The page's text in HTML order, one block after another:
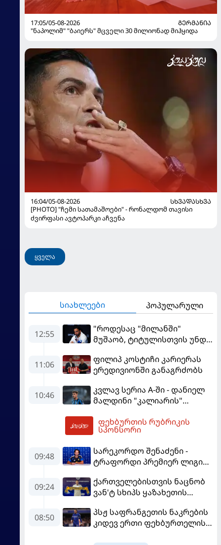
17:05/05-08-2026
ᲒᲔᲠᲛᲐᲜᲘᲐ
"ნაპოლიმ" "ბაიერს" მცველი 30 მილიონად მიჰყიდა
16:04/05-08-2026
ᲡᲮᲕᲐᲓᲐᲡᲮᲕᲐ
[PHOTO] "ჩემი სათამაშოები" - რონალდომ თავისი
ძვირფასი ავტოპარკი აჩვენა
ყველა
სიახლეები პოპულარული
12:55
"როდესაც "მილანში"
მუშაობ, ტიტულისთვის უნდა
"როსონერის" ფანები
დააიმედა
11:06
ფილიპ კოსტიჩი კარიერას
ერედივიონში განაგრძობს
10:46
კვლავ სერია A-ში - დანიელ
მალდინი "კალიარის"
ფეხბურთის რუბრიკის
სპონსორი
09:48
სარეკორდო შენაძენი -
ტრაფორდი პრემიერ ლიგის
09:24
ქართველებისთვის ნაცნობ
ვან'ტ სხიპს ყაზახეთის
08:50
პსჟ საფრანგეთის ნაკრების
კიდევ ერთი ფეხბურთელის